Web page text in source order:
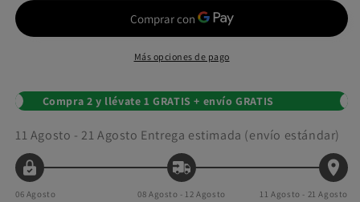
Más opciones de pago
Compra 2 y llévate 1 GRATIS + envío GRATIS
11 Agosto - 21 Agosto Entrega estimada (envío estándar)
06 Agosto 08 Agosto - 12 Agosto 11 Agosto - 21 Agosto